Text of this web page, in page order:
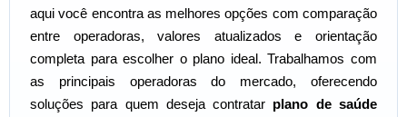
aqui você encontra as melhores opções com comparação
entre operadoras, valores atualizados e orientação
completa para escolher o plano ideal. Trabalhamos com
as principais operadoras do mercado, oferecendo
soluções para quem deseja contratar plano de saúde